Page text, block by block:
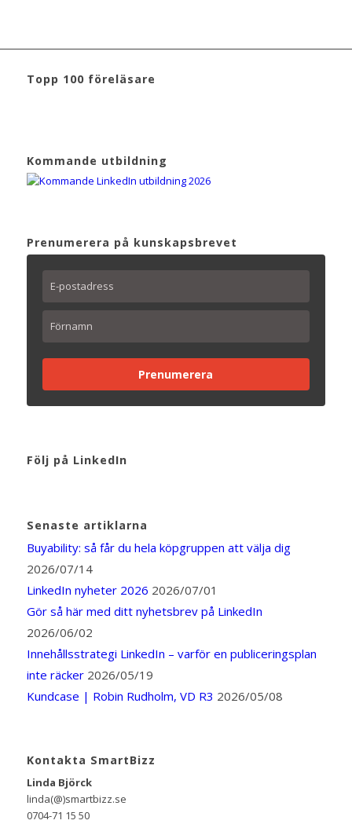
Topp 100 föreläsare
Kommande utbildning
Prenumerera på kunskapsbrevet
Prenumerera
Följ på LinkedIn
Senaste artiklarna
Buyability: så får du hela köpgruppen att välja dig
2026/07/14
LinkedIn nyheter 2026 2026/07/01
Gör så här med ditt nyhetsbrev på LinkedIn
2026/06/02
Innehållsstrategi LinkedIn – varför en publiceringsplan
inte räcker 2026/05/19
Kundcase | Robin Rudholm, VD R3 2026/05/08
Kontakta SmartBizz
Linda Björck
linda(@)smartbizz.se
0704-71 15 50